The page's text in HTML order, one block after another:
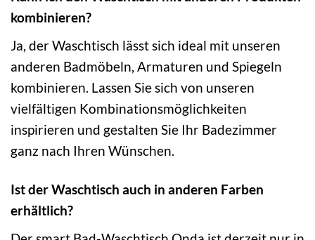
kombinieren?
Ja, der Waschtisch lässt sich ideal mit unseren
anderen Badmöbeln, Armaturen und Spiegeln
kombinieren. Lassen Sie sich von unseren
vielfältigen Kombinationsmöglichkeiten
inspirieren und gestalten Sie Ihr Badezimmer
ganz nach Ihren Wünschen.
Ist der Waschtisch auch in anderen Farben
erhältlich?